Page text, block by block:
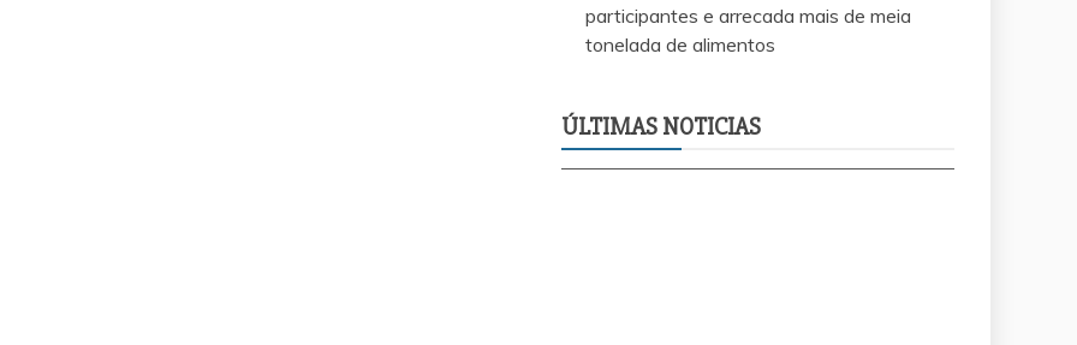
participantes e arrecada mais de meia
tonelada de alimentos
ÚLTIMAS NOTICIAS
requerimento do Vereador Waldsom da
Agesp